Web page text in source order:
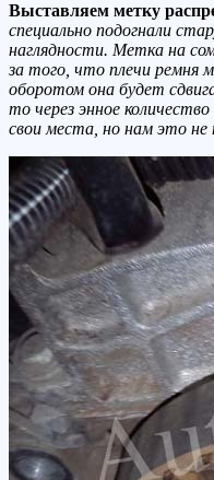
Выставляем метку
специально подогнали
наглядности. Метка на
за того, что плечи
оборотом она будет
то через энное
свои места, но нам это